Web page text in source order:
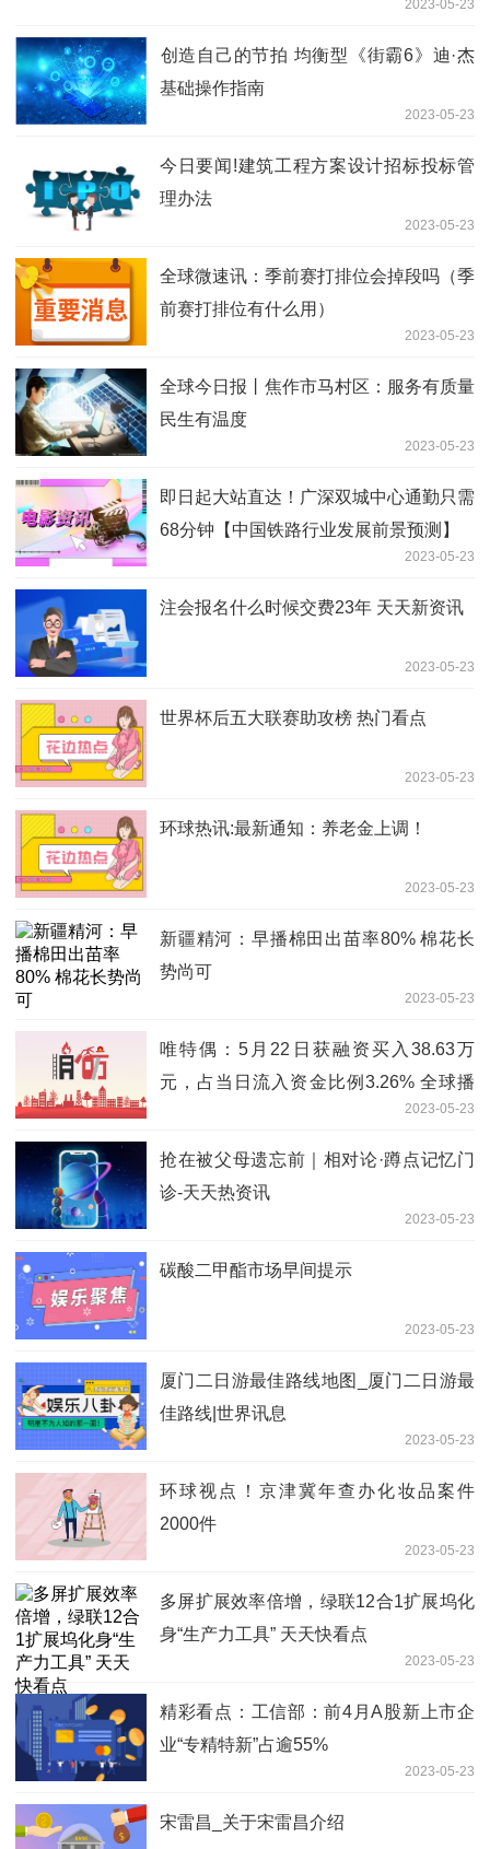
2023-05-23
​创造自己的节拍 均衡型《街霸6》迪·杰
基础操作指南
2023-05-23
今日要闻!建筑工程方案设计招标投标管
理办法
2023-05-23
全球微速讯：季前赛打排位会掉段吗（季
前赛打排位有什么用）
2023-05-23
全球今日报丨焦作市马村区：服务有质量
民生有温度
2023-05-23
即日起大站直达！广深双城中心通勤只需
68分钟【中国铁路行业发展前景预测】
2023-05-23
注会报名什么时候交费23年 天天新资讯
2023-05-23
世界杯后五大联赛助攻榜 热门看点
2023-05-23
环球热讯:最新通知：养老金上调！
2023-05-23
新疆精河：早播棉田出苗率80% 棉花长
势尚可
2023-05-23
唯特偶：5月22日获融资买入38.63万
元，占当日流入资金比例3.26% 全球播
2023-05-23
抢在被父母遗忘前｜相对论·蹲点记忆门
诊-天天热资讯
2023-05-23
碳酸二甲酯市场早间提示
2023-05-23
厦门二日游最佳路线地图_厦门二日游最
佳路线|世界讯息
2023-05-23
环球视点！京津冀年查办化妆品案件
2000件
2023-05-23
多屏扩展效率倍增，绿联12合1扩展坞化
身“生产力工具” 天天快看点
2023-05-23
精彩看点：工信部：前4月A股新上市企
业“专精特新”占逾55%
2023-05-23
宋雷昌_关于宋雷昌介绍